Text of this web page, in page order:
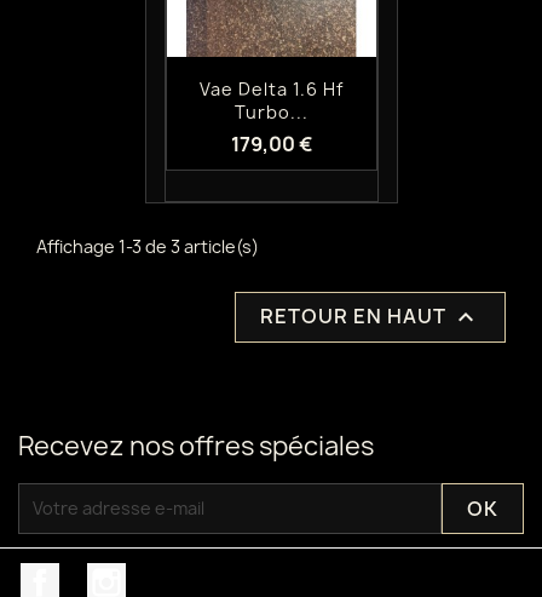
Aperçu rapide
Vae Delta 1.6 Hf
Turbo...
179,00 €
Affichage 1-3 de 3 article(s)
RETOUR EN HAUT 
Recevez nos offres spéciales